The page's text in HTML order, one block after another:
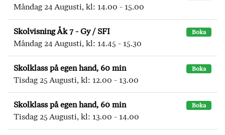
Måndag 24 Augusti, kl: 14.00 - 15.00
Skolvisning Åk 7 - Gy / SFI Boka
Måndag 24 Augusti, kl: 14.45 - 15.30
Skolklass på egen hand, 60 min Boka
Tisdag 25 Augusti, kl: 12.00 - 13.00
Skolklass på egen hand, 60 min Boka
Tisdag 25 Augusti, kl: 13.00 - 14.00